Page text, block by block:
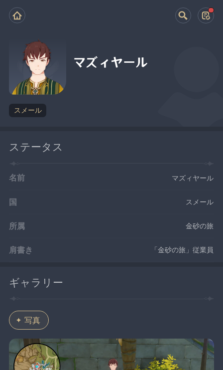
マズィヤール
スメール
ステータス
名前 マズィヤール
国 スメール
所属 金砂の旅
肩書き 「金砂の旅」従業員
ギャラリー
写真